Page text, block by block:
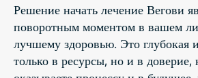
Решение начать лечение Вегови
поворотным моментом в вашем
лучшему здоровью. Это глубокая
только в ресурсы, но и в доверие,